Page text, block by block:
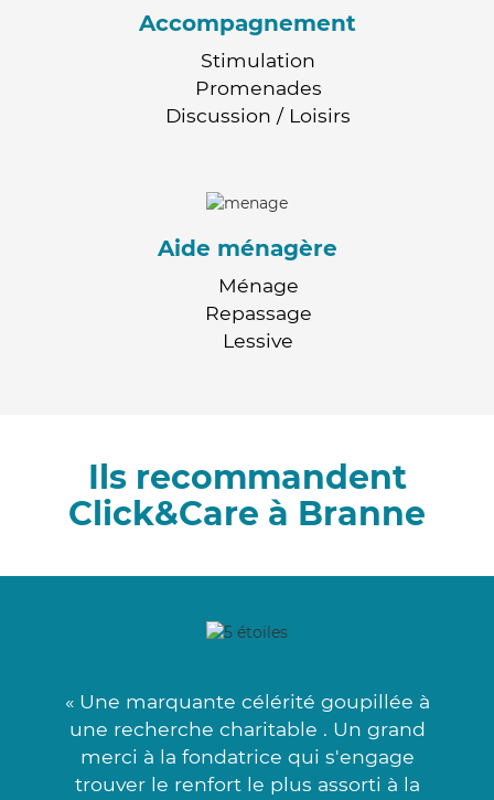
Accompagnement
Stimulation
Promenades
Discussion / Loisirs
Aide ménagère
Ménage
Repassage
Lessive
Ils recommandent
Click&Care à Branne
« Une marquante célérité goupillée à
une recherche charitable . Un grand
merci à la fondatrice qui s'engage
trouver le renfort le plus assorti à la